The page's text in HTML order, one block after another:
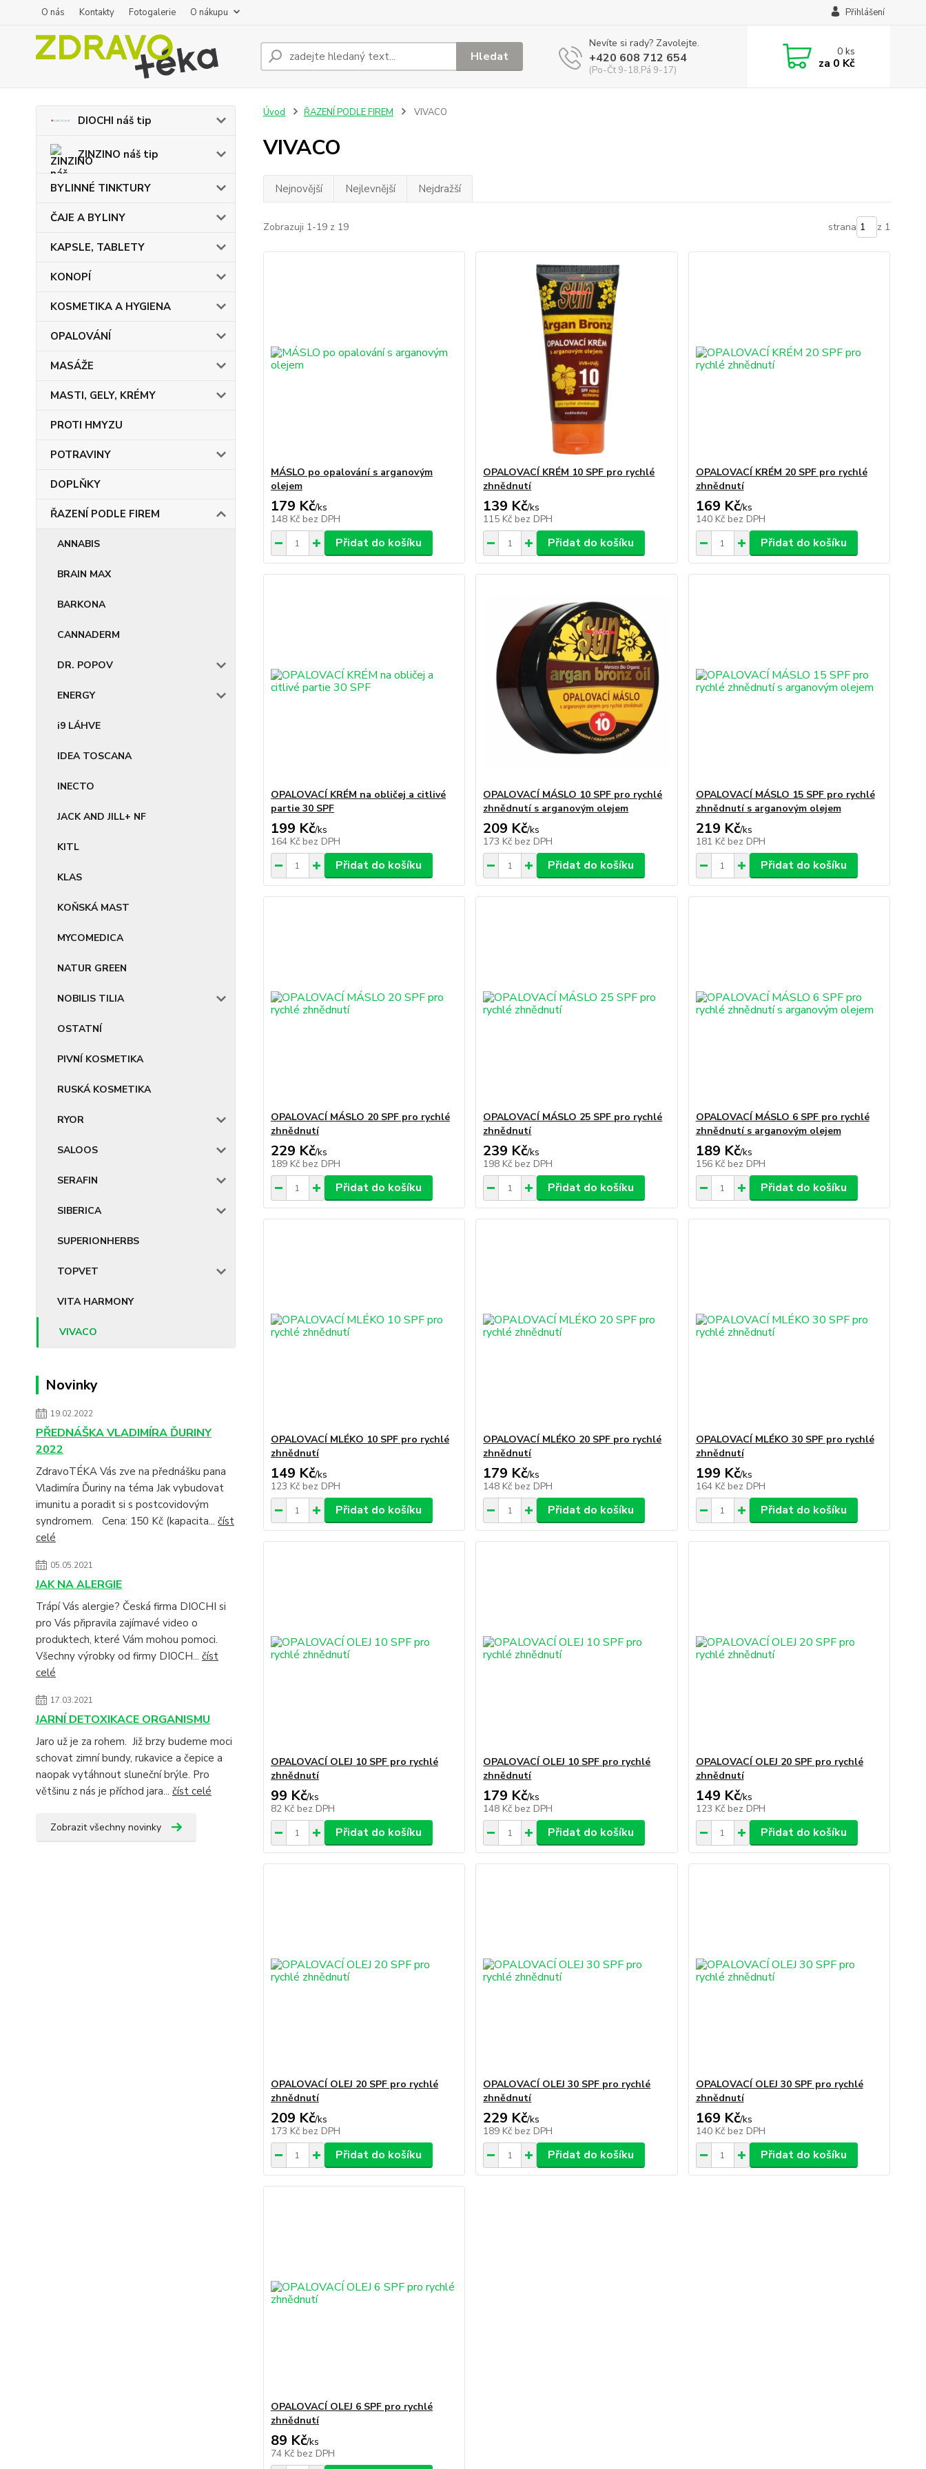
O nás Kontakty Fotogalerie O nákupu Přihlášení
Hledat
Nevíte si rady? Zavolejte.
+420 608 712 654
(Po-Čt 9-18,Pá 9-17)
0ks
za 0 Kč
DIOCHI náš tip
ZINZINO náš tip
BYLINNÉ TINKTURY
ČAJE A BYLINY
KAPSLE, TABLETY
KONOPÍ
KOSMETIKA A HYGIENA
OPALOVÁNÍ
MASÁŽE
MASTI, GELY, KRÉMY
PROTI HMYZU
POTRAVINY
DOPLŇKY
ŘAZENÍ PODLE FIREM
ANNABIS
BRAIN MAX
BARKONA
CANNADERM
DR. POPOV
ENERGY
i9 LÁHVE
IDEA TOSCANA
INECTO
JACK AND JILL+ NF
KITL
KLAS
KOŇSKÁ MAST
MYCOMEDICA
NATUR GREEN
NOBILIS TILIA
OSTATNÍ
PIVNÍ KOSMETIKA
RUSKÁ KOSMETIKA
RYOR
SALOOS
SERAFIN
SIBERICA
SUPERIONHERBS
TOPVET
VITA HARMONY
VIVACO
Novinky
19.02.2022
PŘEDNÁŠKA VLADIMÍRA ĎURINY
2022
ZdravoTÉKA Vás zve na přednášku pana
Vladimíra Ďuriny na téma Jak vybudovat
imunitu a poradit si s postcovidovým
syndromem. Cena: 150 Kč (kapacita... číst
celé
05.05.2021
JAK NA ALERGIE
Trápí Vás alergie? Česká firma DIOCHI si
pro Vás připravila zajímavé video o
produktech, které Vám mohou pomoci.
Všechny výrobky od firmy DIOCH... číst
celé
17.03.2021
JARNÍ DETOXIKACE ORGANISMU
Jaro už je za rohem. Již brzy budeme moci
schovat zimní bundy, rukavice a čepice a
naopak vytáhnout sluneční brýle. Pro
většinu z nás je příchod jara... číst celé
Zobrazit všechny novinky
Úvod ŘAZENÍ PODLE FIREM VIVACO
VIVACO
Nejnovější Nejlevnější Nejdražší
Zobrazuji 1-19 z 19 strana z 1
MÁSLO po opalování s arganovým
olejem
179 Kč/ks
148 Kč bez DPH
Přidat do košíku
OPALOVACÍ KRÉM 10 SPF pro rychlé
zhnědnutí
139 Kč/ks
115 Kč bez DPH
Přidat do košíku
OPALOVACÍ KRÉM 20 SPF pro rychlé
zhnědnutí
169 Kč/ks
140 Kč bez DPH
Přidat do košíku
OPALOVACÍ KRÉM na obličej a citlivé
partie 30 SPF
199 Kč/ks
164 Kč bez DPH
Přidat do košíku
OPALOVACÍ MÁSLO 10 SPF pro rychlé
zhnědnutí s arganovým olejem
209 Kč/ks
173 Kč bez DPH
Přidat do košíku
OPALOVACÍ MÁSLO 15 SPF pro rychlé
zhnědnutí s arganovým olejem
219 Kč/ks
181 Kč bez DPH
Přidat do košíku
OPALOVACÍ MÁSLO 20 SPF pro rychlé
zhnědnutí
229 Kč/ks
189 Kč bez DPH
Přidat do košíku
OPALOVACÍ MÁSLO 25 SPF pro rychlé
zhnědnutí
239 Kč/ks
198 Kč bez DPH
Přidat do košíku
OPALOVACÍ MÁSLO 6 SPF pro rychlé
zhnědnutí s arganovým olejem
189 Kč/ks
156 Kč bez DPH
Přidat do košíku
OPALOVACÍ MLÉKO 10 SPF pro rychlé
zhnědnutí
149 Kč/ks
123 Kč bez DPH
Přidat do košíku
OPALOVACÍ MLÉKO 20 SPF pro rychlé
zhnědnutí
179 Kč/ks
148 Kč bez DPH
Přidat do košíku
OPALOVACÍ MLÉKO 30 SPF pro rychlé
zhnědnutí
199 Kč/ks
164 Kč bez DPH
Přidat do košíku
OPALOVACÍ OLEJ 10 SPF pro rychlé
zhnědnutí
99 Kč/ks
82 Kč bez DPH
Přidat do košíku
OPALOVACÍ OLEJ 10 SPF pro rychlé
zhnědnutí
179 Kč/ks
148 Kč bez DPH
Přidat do košíku
OPALOVACÍ OLEJ 20 SPF pro rychlé
zhnědnutí
149 Kč/ks
123 Kč bez DPH
Přidat do košíku
OPALOVACÍ OLEJ 20 SPF pro rychlé
zhnědnutí
209 Kč/ks
173 Kč bez DPH
Přidat do košíku
OPALOVACÍ OLEJ 30 SPF pro rychlé
zhnědnutí
229 Kč/ks
189 Kč bez DPH
Přidat do košíku
OPALOVACÍ OLEJ 30 SPF pro rychlé
zhnědnutí
169 Kč/ks
140 Kč bez DPH
Přidat do košíku
OPALOVACÍ OLEJ 6 SPF pro rychlé
zhnědnutí
89 Kč/ks
74 Kč bez DPH